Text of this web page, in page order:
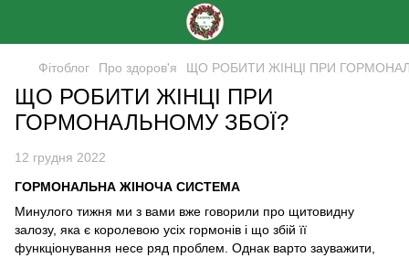
Фітоблог Про здоров'я ЩО РОБИТИ ЖІНЦІ ПРИ
ЩО РОБИТИ ЖІНЦІ ПРИ
ГОРМОНАЛЬНОМУ ЗБОЇ?
12 грудня 2022
ГОРМОНАЛЬНА ЖІНОЧА СИСТЕМА
Минулого тижня ми з вами вже говорили про щитовидну
залозу, яка є королевою усіх гормонів і що збій її
функціонування несе ряд проблем. Однак варто зауважити,